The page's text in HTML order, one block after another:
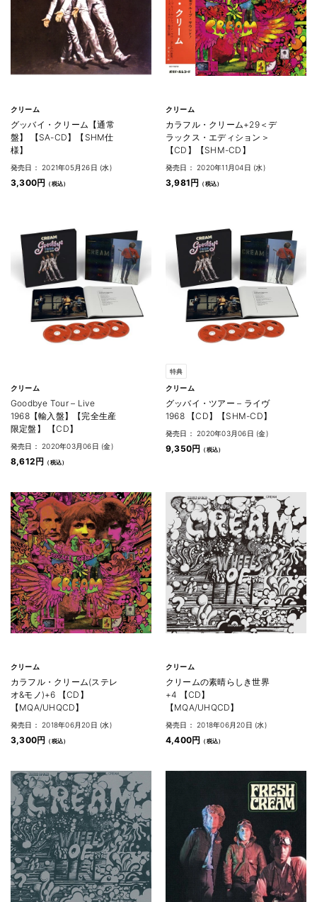
クリーム
グッバイ・クリーム【通常
盤】 【SA-CD】【SHM仕
様】
発売日： 2021年05月26日 (水)
3,300円
クリーム
カラフル・クリーム+29＜デ
ラックス・エディション＞
【CD】【SHM-CD】
発売日： 2020年11月04日 (水)
3,981円
クリーム
Goodbye Tour – Live
1968【輸入盤】【完全生産
限定盤】 【CD】
発売日： 2020年03月06日 (金)
8,612円
特典
クリーム
グッバイ・ツアー – ライヴ
1968 【CD】【SHM-CD】
発売日： 2020年03月06日 (金)
9,350円
クリーム
カラフル・クリーム(ステレ
オ&モノ)+6 【CD】
【MQA/UHQCD】
発売日： 2018年06月20日 (水)
3,300円
クリーム
クリームの素晴らしき世界
+4 【CD】
【MQA/UHQCD】
発売日： 2018年06月20日 (水)
4,400円